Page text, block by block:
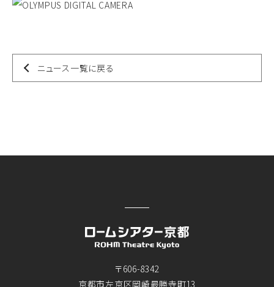
ニュース一覧に戻る
〒606-8342
京都市左京区岡崎最勝寺町13